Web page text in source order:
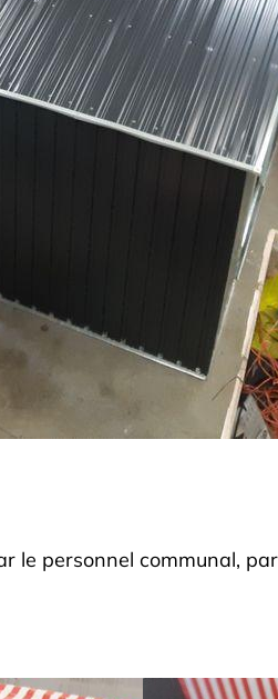
le personnel communal,